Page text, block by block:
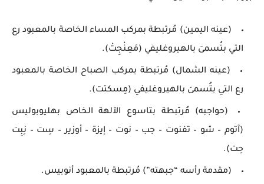
(عينه اليمين) مُرتبطة بمركب المساء الخاصة بالمعبود رع
التي بتُسمىَ بالهيروغليفي (مَعِنْجِتْ).
(عينه الشمال) مُرتبطة بمركب الصباح الخاصة بالمعبود
رع التي بتُسمىَ بالهيروغليفي (مِسكتت).
(حواجبه) مُرتبطة بتاسوع الآلهة الخاص بهليوبوليس
(آتوم – شو – تفنوت – جب – نوت – إيزة – أوزير – سِت – نِبِت
حِت).
(مقدمة رأسه “جبهته”) مُرتبطة بالمعبود أنوبيس.